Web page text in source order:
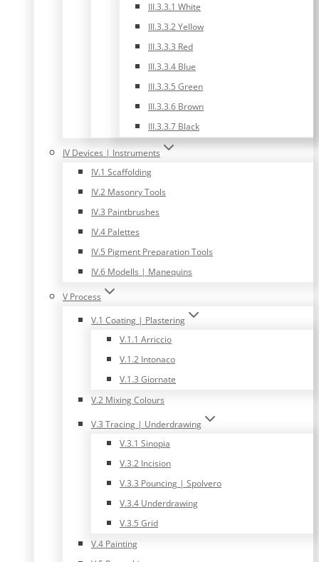
III.3.3.1 White
III.3.3.2 Yellow
III.3.3.3 Red
III.3.3.4 Blue
III.3.3.5 Green
III.3.3.6 Brown
III.3.3.7 Black
IV Devices | Instruments
IV.1 Scaffolding
IV.2 Masonry Tools
IV.3 Paintbrushes
IV.4 Palettes
IV.5 Pigment Preparation Tools
IV.6 Modells | Manequins
V Process
V.1 Coating | Plastering
V.1.1 Arriccio
V.1.2 Intonaco
V.1.3 Giornate
V.2 Mixing Colours
V.3 Tracing | Underdrawing
V.3.1 Sinopia
V.3.2 Incision
V.3.3 Pouncing | Spolvero
V.3.4 Underdrawing
V.3.5 Grid
V.4 Painting